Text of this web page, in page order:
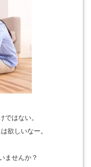
ではない。
欲しいなー。
ませんか？